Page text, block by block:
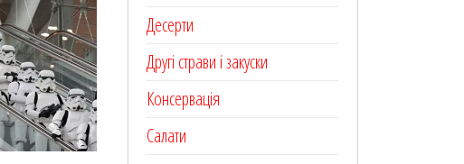
Десерти
Другі страви і закуски
Консервація
Салати